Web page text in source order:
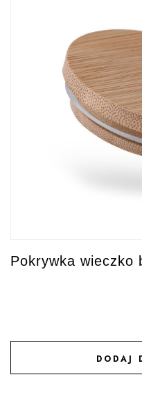
Pokrywka wieczko
DODAJ
DODAJ